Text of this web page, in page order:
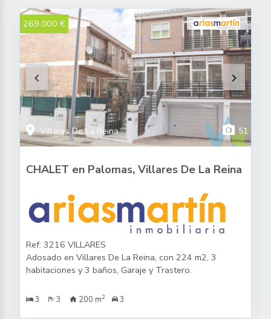
keyboard_arrow_left keyboard_arrow_right
269.000 €
location_onVillares De La Reina photo_camera51
CHALET en Palomas, Villares De La Reina
Ref: 3216 VILLARES
Adosado en Villares De La Reina, con 224 m2, 3
habitaciones y 3 baños, Garaje y Trastero.
3 3 200 m2 3